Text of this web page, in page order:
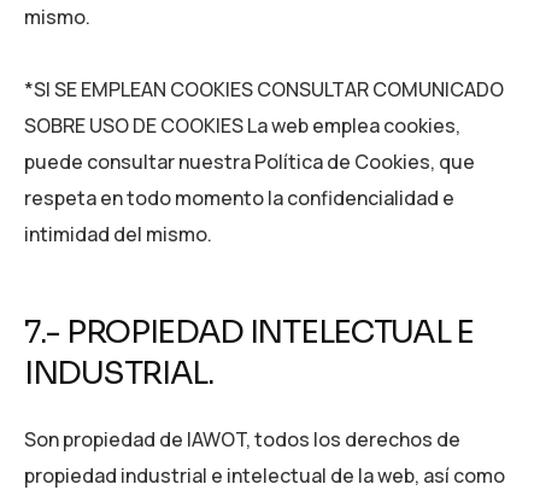
mismo.
*SI SE EMPLEAN COOKIES CONSULTAR COMUNICADO
SOBRE USO DE COOKIES La web emplea cookies,
puede consultar nuestra Política de Cookies, que
respeta en todo momento la confidencialidad e
intimidad del mismo.
7.- PROPIEDAD INTELECTUAL E
INDUSTRIAL.
Son propiedad de IAWOT, todos los derechos de
propiedad industrial e intelectual de la web, así como